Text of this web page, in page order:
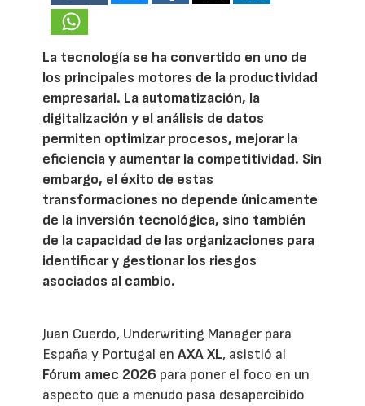
La tecnología se ha convertido en uno de
los principales motores de la productividad
empresarial. La automatización, la
digitalización y el análisis de datos
permiten optimizar procesos, mejorar la
eficiencia y aumentar la competitividad. Sin
embargo, el éxito de estas
transformaciones no depende únicamente
de la inversión tecnológica, sino también
de la capacidad de las organizaciones para
identificar y gestionar los riesgos
asociados al cambio.
Juan Cuerdo, Underwriting Manager para
España y Portugal enAXA XL, asistió al
Fórum amec 2026 para poner el foco en un
aspecto que a menudo pasa desapercibido